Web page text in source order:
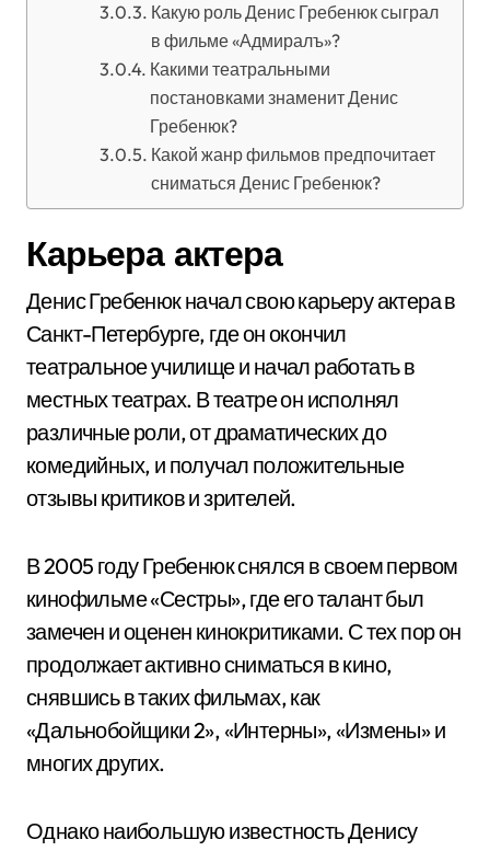
Какую роль Денис Гребенюк сыграл
в фильме «Адмиралъ»?
Какими театральными
постановками знаменит Денис
Гребенюк?
Какой жанр фильмов предпочитает
сниматься Денис Гребенюк?
Карьера актера
Денис Гребенюк начал свою карьеру актера в
Санкт-Петербурге, где он окончил
театральное училище и начал работать в
местных театрах. В театре он исполнял
различные роли, от драматических до
комедийных, и получал положительные
отзывы критиков и зрителей.
В 2005 году Гребенюк снялся в своем первом
кинофильме «Сестры», где его талант был
замечен и оценен кинокритиками. С тех пор он
продолжает активно сниматься в кино,
снявшись в таких фильмах, как
«Дальнобойщики 2», «Интерны», «Измены» и
многих других.
Однако наибольшую известность Денису